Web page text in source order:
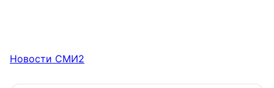
Новости СМИ2